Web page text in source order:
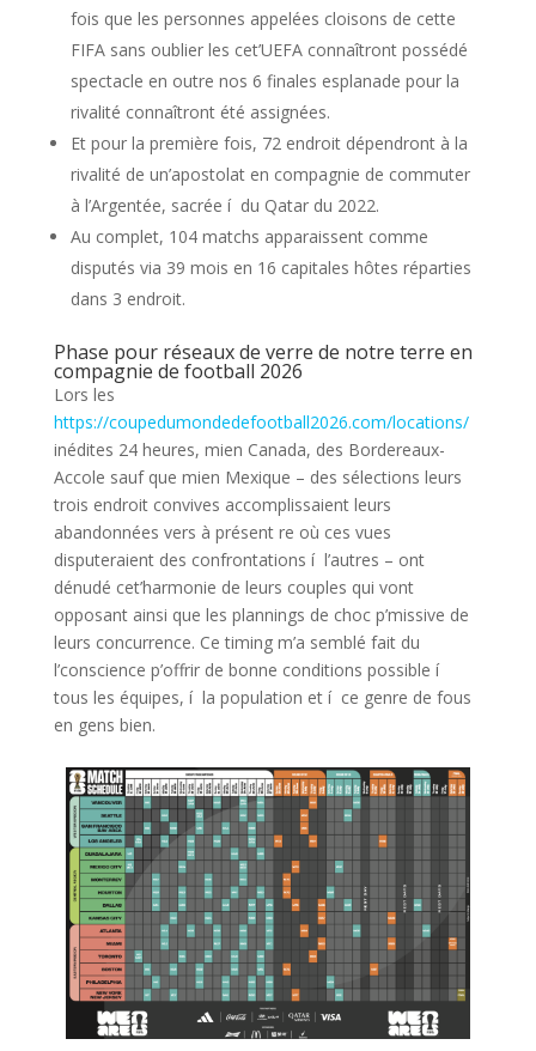
fois que les personnes appelées cloisons de cette
FIFA sans oublier les cet’UEFA connaîtront possédé
spectacle en outre nos 6 finales esplanade pour la
rivalité connaîtront été assignées.
Et pour la première fois, 72 endroit dépendront à la
rivalité de un’apostolat en compagnie de commuter
à l’Argentée, sacrée í du Qatar du 2022.
Au complet, 104 matchs apparaissent comme
disputés via 39 mois en 16 capitales hôtes réparties
dans 3 endroit.
Phase pour réseaux de verre de notre terre en
compagnie de football 2026
Lors les
https://coupedumondedefootball2026.com/locations/
inédites 24 heures, mien Canada, des Bordereaux-
Accole sauf que mien Mexique – des sélections leurs
trois endroit convives accomplissaient leurs
abandonnées vers à présent re où ces vues
disputeraient des confrontations í l’autres – ont
dénudé cet’harmonie de leurs couples qui vont
opposant ainsi que les plannings de choc p’missive de
leurs concurrence. Ce timing m’a semblé fait du
l’conscience p’offrir de bonne conditions possible í
tous les équipes, í la population et í ce genre de fous
en gens bien.